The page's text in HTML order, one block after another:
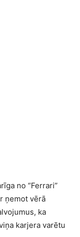
no “Ferrari”
ņemot vērā
ka
karjera varētu